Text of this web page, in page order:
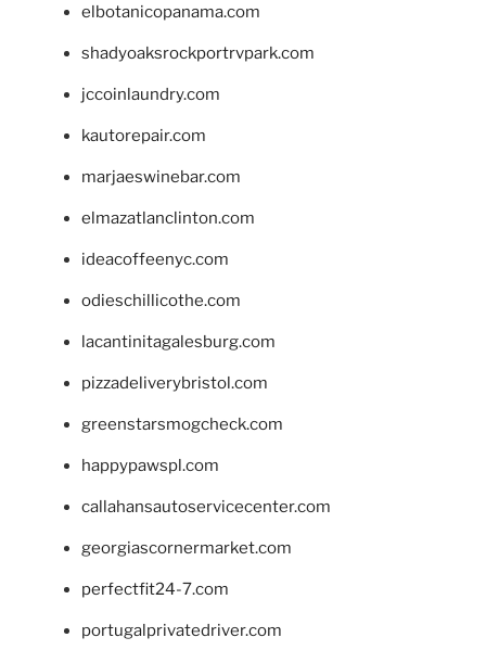
elbotanicopanama.com
shadyoaksrockportrvpark.com
jccoinlaundry.com
kautorepair.com
marjaeswinebar.com
elmazatlanclinton.com
ideacoffeenyc.com
odieschillicothe.com
lacantinitagalesburg.com
pizzadeliverybristol.com
greenstarsmogcheck.com
happypawspl.com
callahansautoservicecenter.com
georgiascornermarket.com
perfectfit24-7.com
portugalprivatedriver.com